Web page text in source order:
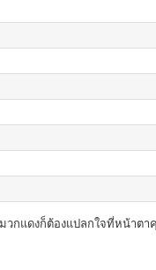
วกแดงก็ต้องแปลกใจที่หน้าต